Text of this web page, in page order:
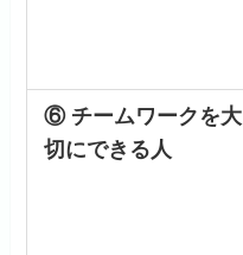
⑥ チームワークを大
切にできる人